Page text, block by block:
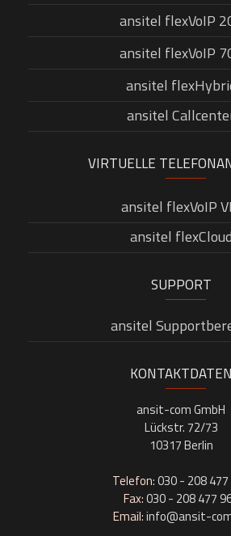
ansitel flexVoIP
ansitel flexVoIP
ansitel
ansitel
VIRTUELLE
ansitel flexVoIP
ansitel flexCloud
SUPPORT
ansitel
KONTAKTDATEN
ansit-com GmbH
Lückstr. 72/73
10317 Berlin
Telefon:030 - 208
Fax:030 - 208 477
Email:info@ansit-